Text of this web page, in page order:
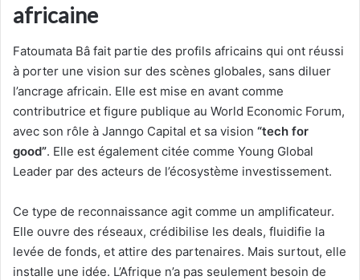
africaine
Fatoumata Bâ fait partie des profils africains qui ont réussi
à porter une vision sur des scènes globales, sans diluer
l’ancrage africain. Elle est mise en avant comme
contributrice et figure publique au World Economic Forum,
avec son rôle à Janngo Capital et sa vision “tech for
good”. Elle est également citée comme Young Global
Leader par des acteurs de l’écosystème investissement.
Ce type de reconnaissance agit comme un amplificateur.
Elle ouvre des réseaux, crédibilise les deals, fluidifie la
levée de fonds, et attire des partenaires. Mais surtout, elle
installe une idée. L’Afrique n’a pas seulement besoin de